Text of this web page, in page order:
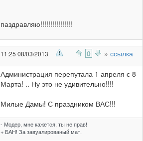
паздравляю!!!!!!!!!!!!!!!!
11:25 08/03/2013 0 » ссылка
Администрация перепутала 1 апреля с 8
Марта! .. Ну это не удивительно!!!!
Милые Дамы! С праздником ВАС!!!
- Модер, мне кажется, ты не прав!
+ БАН! За завуалированый мат.